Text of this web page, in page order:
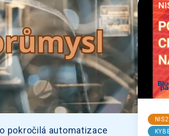
pokročilá automatizace
NIS2